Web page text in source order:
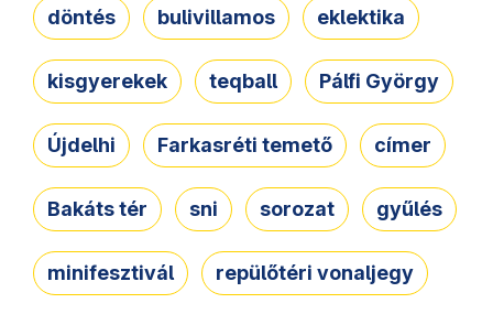
döntés bulivillamos eklektika
kisgyerekek teqball Pálfi György
Újdelhi Farkasréti temető címer
Bakáts tér sni sorozat gyűlés
minifesztivál repülőtéri vonaljegy